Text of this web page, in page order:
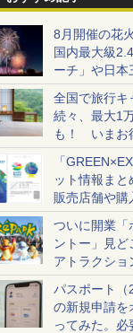
8月開催の花
国内最大級
ーチ」や日本
ど大型イベン
全国で旅行キ
続々、最大1
も！ いまお
め
「
ット情報ま
販売店舗や購
ケットも解説
ついに開業「
ントー」見ど
アトラクショ
配・来場前に
パスポート（
の新規申請を
ってみた。必